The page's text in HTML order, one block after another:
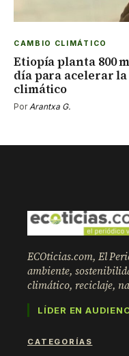
CAMBIO CLIMÁTICO
Etiopía planta 800
día para acelerar
climático
Por Arantxa G.
ECOticias.com, El
ambiente,
climático, reciclaje,
LÍDER EN
CATEGORÍAS